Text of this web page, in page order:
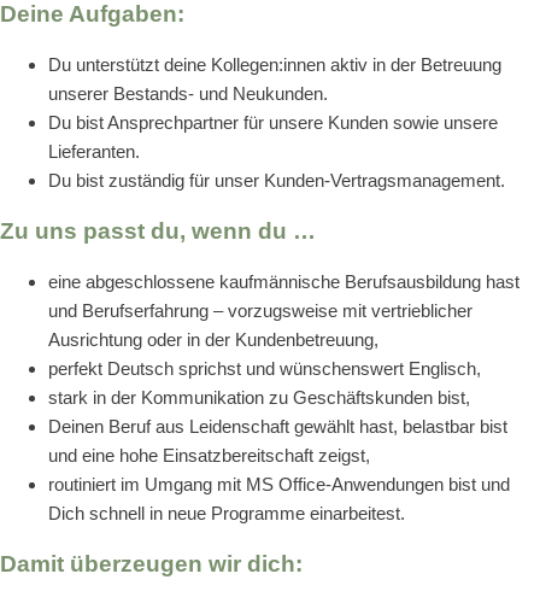
Deine Aufgaben:
Du unterstützt deine Kollegen:innen aktiv in der Betreuung
unserer Bestands- und Neukunden.
Du bist Ansprechpartner für unsere Kunden sowie unsere
Lieferanten.
Du bist zuständig für unser Kunden-Vertragsmanagement.
Zu uns passt du, wenn du …
eine abgeschlossene kaufmännische Berufsausbildung hast
und Berufserfahrung – vorzugsweise mit vertrieblicher
Ausrichtung oder in der Kundenbetreuung,
perfekt Deutsch sprichst und wünschenswert Englisch,
stark in der Kommunikation zu Geschäftskunden bist,
Deinen Beruf aus Leidenschaft gewählt hast, belastbar bist
und eine hohe Einsatzbereitschaft zeigst,
routiniert im Umgang mit MS Office-Anwendungen bist und
Dich schnell in neue Programme einarbeitest.
Damit überzeugen wir dich: